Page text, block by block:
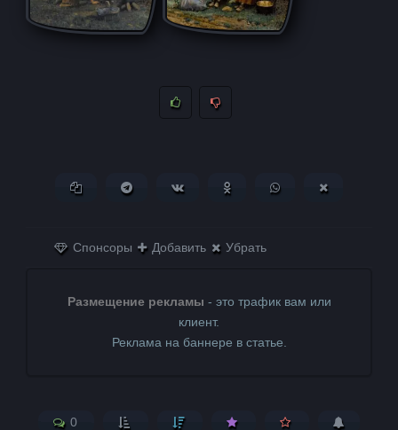
Копировать ссылкуПоделиться в Telegram
Поделиться ВКонтактеПоделиться в
Поделиться в
Спонсоры Добавить Убрать
Размещение рекламы - это трафик вам или
клиент.
Реклама на баннере в статье.
0